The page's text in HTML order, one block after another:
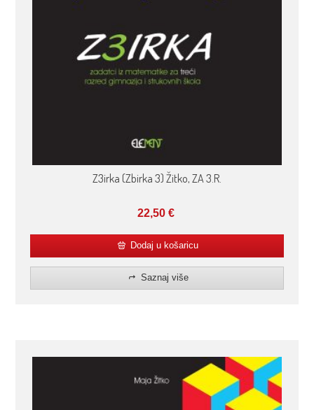
Z3irka (Zbirka 3) Žitko, ZA 3.R.
22,50 €
Dodaj u košaricu
Saznaj više